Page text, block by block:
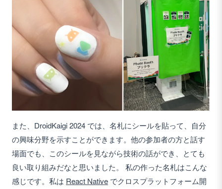
また、DroidKaigi 2024 では、名札にシールを貼って、自分
の興味分野を示すことができます。他の参加者の方と話す
場面でも、このシールを見ながら技術の話ができ、とても
良い取り組みだなと思いました。 私の作った名札はこんな
感じです。私は React Native でクロスプラットフォーム開